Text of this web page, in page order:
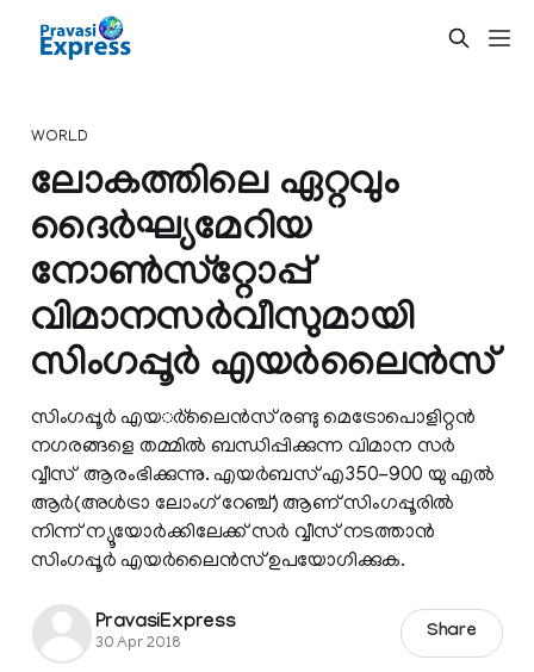
WORLD
ലോകത്തിലെ ഏറ്റവും
ദൈര്‍ഘ്യമേറിയ
നോണ്‍സ്‌റ്റോപ്പ്
വിമാനസര്‍വീസുമായി
സിംഗപ്പൂര്‍ എയര്‍ലൈന്‍സ്
സിംഗപ്പൂര്‍ എയര്‍്‌ലൈന്‍സ് രണ്ടു മെട്രോപൊളിറ്റന്‍
നഗരങ്ങളെ തമ്മില്‍ ബന്ധിപ്പിക്കുന്ന വിമാന സര്‍
വ്വീസ് ആരംഭിക്കുന്നു. എയര്‍ബസ് എ350-900 യു എല്‍
ആര്‍(അള്‍ട്രാ ലോംഗ് റേഞ്ച്) ആണ് സിംഗപ്പൂരില്‍
നിന്ന് ന്യൂയോര്‍ക്കിലേക്ക് സര്‍ വ്വീസ് നടത്താന്‍
സിംഗപ്പൂര്‍ എയര്‍ലൈന്‍സ് ഉപയോഗിക്കുക.
PravasiExpress
30 Apr 2018
Share